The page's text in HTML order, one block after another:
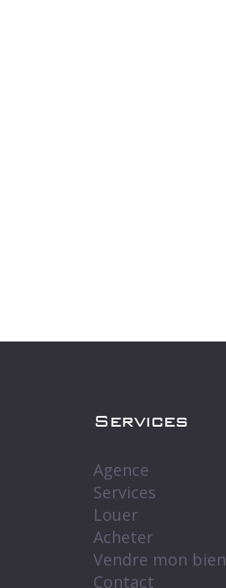
Services
Agence
Services
Louer
Acheter
Vendre mon bien
Contact